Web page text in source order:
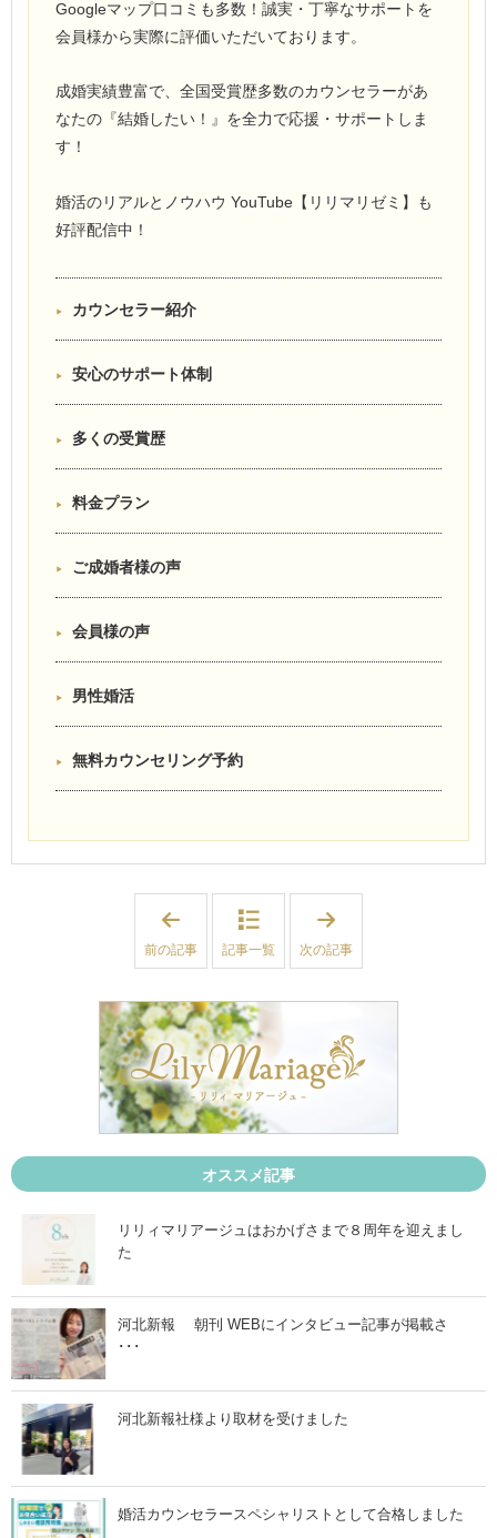
Googleマップ口コミも多数！誠実・丁寧なサポートを
会員様から実際に評価いただいております。
成婚実績豊富で、全国受賞歴多数のカウンセラーがあ
なたの『結婚したい！』を全力で応援・サポートしま
す！
婚活のリアルとノウハウ YouTube【リリマリゼミ】も
好評配信中！
カウンセラー紹介
安心のサポート体制
多くの受賞歴
料金プラン
ご成婚者様の声
会員様の声
男性婚活
無料カウンセリング予約
談
で
の
婚
活
が
当
た
り
前
世
の
」
前の記事 記事一覧
ご
会
サ
、
次の記事
オススメ記事
リリィマリアージュはおかげさまで８周年を迎えまし
た
河北新報 朝刊 WEBにインタビュー記事が掲載さ
･･･
河北新報社様より取材を受けました
婚活カウンセラースペシャリストとして合格しました